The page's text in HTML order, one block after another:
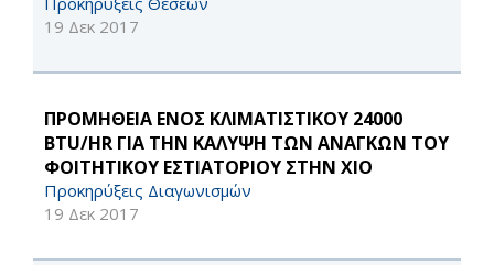
19 Δεκ 2017
ΠΡΟΜΗΘΕΙΑ ΕΝΟΣ ΚΛΙΜΑΤΙΣΤΙΚΟΥ 24000
BTU/HR ΓΙΑ ΤΗΝ ΚΑΛΥΨΗ ΤΩΝ ΑΝΑΓΚΩΝ ΤΟΥ
ΦΟΙΤΗΤΙΚΟΥ ΕΣΤΙΑΤΟΡΙΟΥ ΣΤΗΝ ΧΙΟ
Προκηρύξεις Διαγωνισμών
19 Δεκ 2017